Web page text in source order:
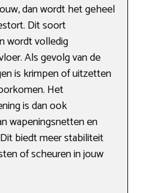
dan wordt het geheel
Dit soort
wordt volledig
Als gevolg van de
is krimpen of uitzetten
Het
is dan ook
wapeningsnetten en
biedt meer stabiliteit
of scheuren in jouw